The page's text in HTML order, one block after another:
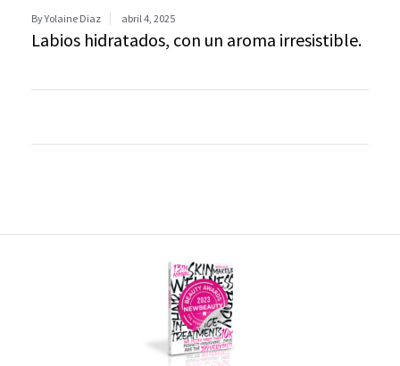
By Yolaine Diaz abril 4, 2025
Labios hidratados, con un aroma irresistible.